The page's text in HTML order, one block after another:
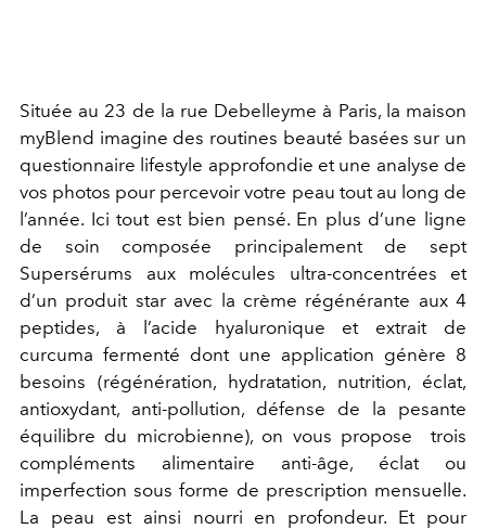
Située au 23 de la rue Debelleyme à Paris, la maison
myBlend imagine des routines beauté basées sur un
questionnaire lifestyle approfondie et une analyse de
vos photos pour percevoir votre peau tout au long de
l’année. Ici tout est bien pensé. En plus d’une ligne
de soin composée principalement de sept
Supersérums aux molécules ultra-concentrées et
d’un produit star avec la crème régénérante aux 4
peptides, à l’acide hyaluronique et extrait de
curcuma fermenté dont une application génère 8
besoins (régénération, hydratation, nutrition, éclat,
antioxydant, anti-pollution, défense de la pesante
équilibre du microbienne), on vous propose
trois
compléments alimentaire anti-âge, éclat ou
imperfection sous forme de prescription mensuelle.
La peau est ainsi nourri en profondeur. Et pour